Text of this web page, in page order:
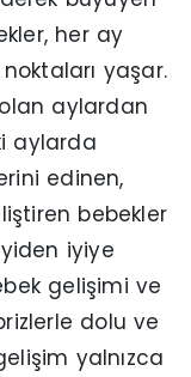
her ay
yaşar.
aylardan
aylarda
edinen,
bebekler
iyiye
gelişimi ve
dolu ve
yalnızca